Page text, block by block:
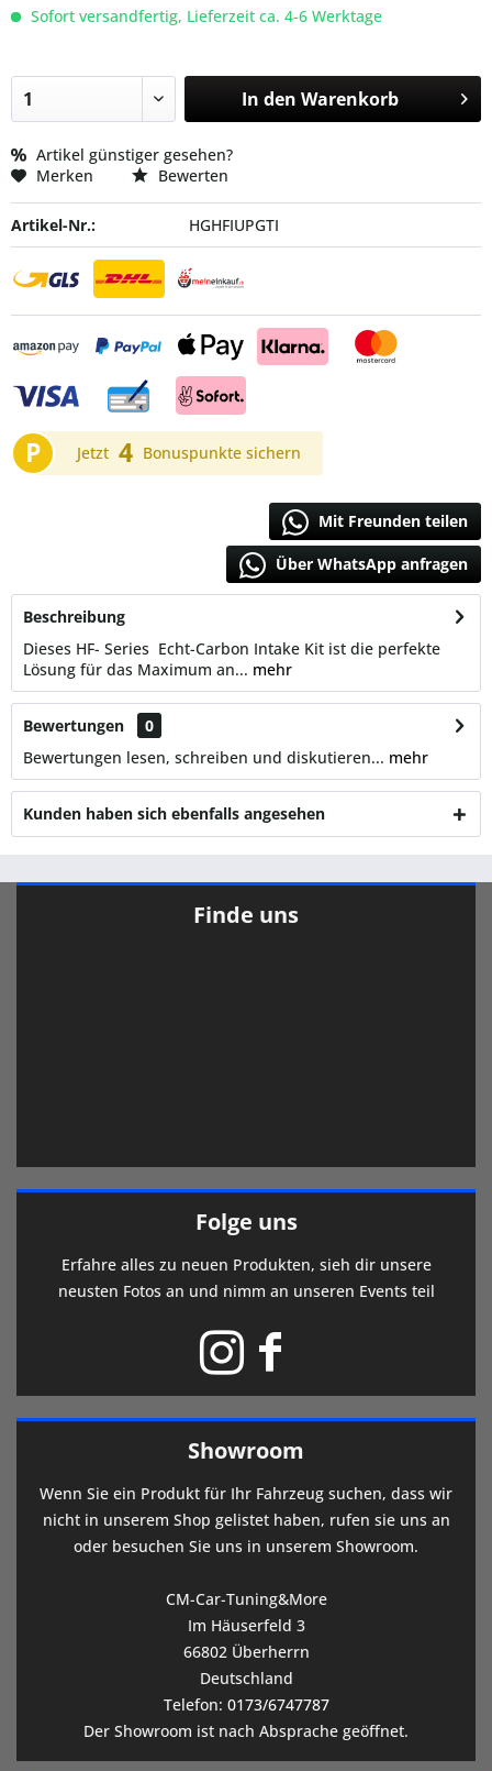
Sofort versandfertig, Lieferzeit ca. 4-6 Werktage
In den Warenkorb
Artikel günstiger gesehen?
Merken
Bewerten
Artikel-Nr.: HGHFIUPGTI
P Jetzt 4 Bonuspunkte sichern
Mit Freunden teilen
Über WhatsApp anfragen
Beschreibung
Dieses HF- Series Echt-Carbon Intake Kit ist die perfekte
Lösung für das Maximum an... mehr
Bewertungen
0
Bewertungen lesen, schreiben und diskutieren... mehr
Kunden haben sich ebenfalls angesehen
Finde uns
Folge uns
Erfahre alles zu neuen Produkten, sieh dir unsere
neusten Fotos an und nimm an unseren Events teil
Showroom
Wenn Sie ein Produkt für Ihr Fahrzeug suchen, dass wir
nicht in unserem Shop gelistet haben, rufen sie uns an
oder besuchen Sie uns in unserem Showroom.
CM-Car-Tuning&More
Im Häuserfeld 3
66802 Überherrn
Deutschland
Telefon: 0173/6747787
Der Showroom ist nach Absprache geöffnet.